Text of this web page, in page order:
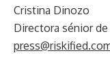
Cristina Dinozo
Directora sénior